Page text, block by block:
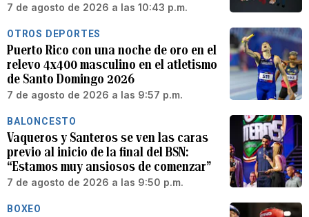
7 de agosto de 2026 a las 10:43 p.m.
OTROS DEPORTES
Puerto Rico con una noche de oro en el
relevo 4x400 masculino en el atletismo
de Santo Domingo 2026
7 de agosto de 2026 a las 9:57 p.m.
BALONCESTO
Vaqueros y Santeros se ven las caras
previo al inicio de la final del BSN:
“Estamos muy ansiosos de comenzar”
7 de agosto de 2026 a las 9:50 p.m.
BOXEO